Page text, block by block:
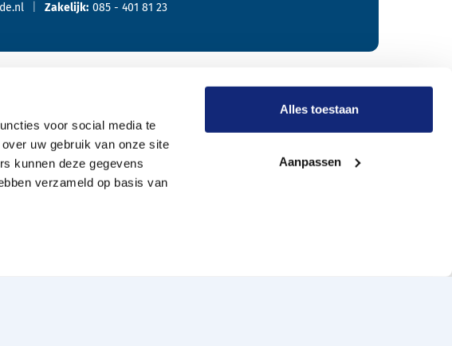
voor social media te
uw gebruik van onze site
kunnen deze gegevens
verzameld op basis van
Alles toestaan
Aanpassen
Zakelijk: 085 - 401 81 23
Onze werkwijze
Wie zijn wij?